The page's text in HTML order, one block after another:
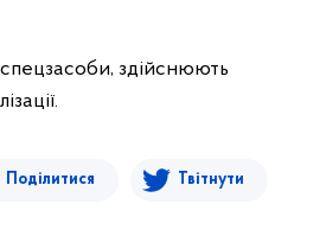
здійснюють
Поділитися Твітнути